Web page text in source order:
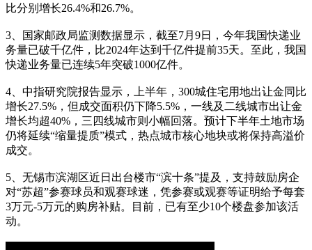
比分别增长26.4%和26.7%。
3、国家邮政局监测数据显示，截至7月9日，今年我国快递业
务量已破千亿件，比2024年达到千亿件提前35天。至此，我国
快递业务量已连续5年突破1000亿件。
4、中指研究院报告显示，上半年，300城住宅用地出让金同比
增长27.5%，但成交面积仍下降5.5%，一线及二线城市出让金
增长均超40%，三四线城市则小幅回落。预计下半年土地市场
仍将延续“缩量提质”模式，热点城市核心地块或将保持高溢价
成交。
5、无锡市滨湖区近日出台楼市“滨十条”提及，支持鼓励房企
对“苏超”参赛球员和观赛球迷，凭参赛或观赛等证明给予每套
3万元-5万元的购房补贴。目前，已有至少10个楼盘参加该活
动。